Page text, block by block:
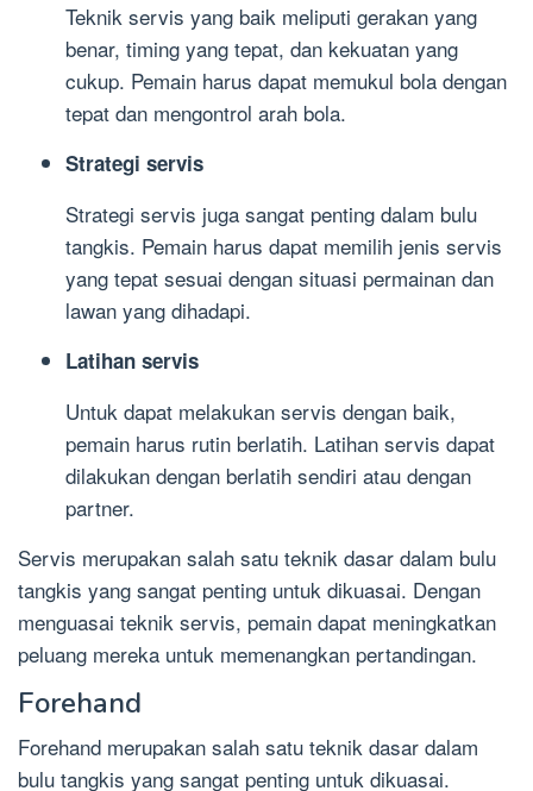
Teknik servis yang baik meliputi gerakan yang
benar, timing yang tepat, dan kekuatan yang
cukup. Pemain harus dapat memukul bola dengan
tepat dan mengontrol arah bola.
Strategi servis
Strategi servis juga sangat penting dalam bulu
tangkis. Pemain harus dapat memilih jenis servis
yang tepat sesuai dengan situasi permainan dan
lawan yang dihadapi.
Latihan servis
Untuk dapat melakukan servis dengan baik,
pemain harus rutin berlatih. Latihan servis dapat
dilakukan dengan berlatih sendiri atau dengan
partner.
Servis merupakan salah satu teknik dasar dalam bulu
tangkis yang sangat penting untuk dikuasai. Dengan
menguasai teknik servis, pemain dapat meningkatkan
peluang mereka untuk memenangkan pertandingan.
Forehand
Forehand merupakan salah satu teknik dasar dalam
bulu tangkis yang sangat penting untuk dikuasai.